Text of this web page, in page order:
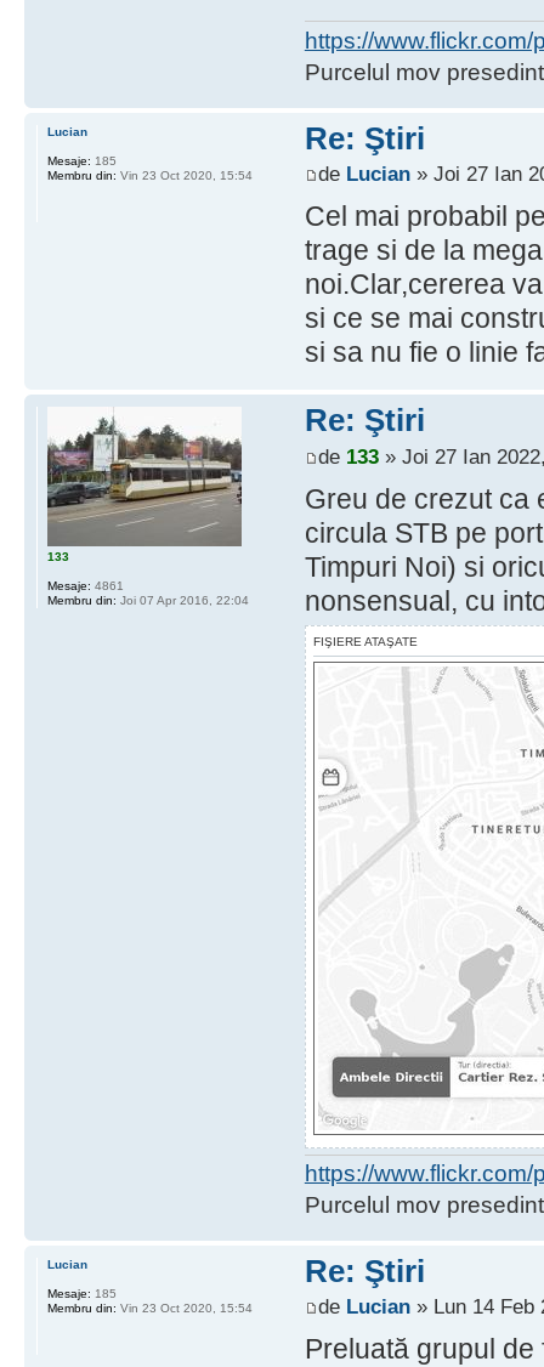
https://
Purcelul mov
Re: Ştiri
de Lucian» Joi 27 Ian
Cel mai probabil
trage si de la
noi.Clar,cererea
si ce se mai
si sa nu fie o linie
Lucian
Mesaje: 185
Membru din: Vin 23 Oct 2020, 15:54
Re: Ştiri
de 133» Joi 27 Ian
Greu de crezut ca
circula STB pe
Timpuri Noi) si
nonsensual, cu
FIŞIERE ATAŞATE
https://
Purcelul mov
133
Mesaje: 4861
Membru din: Joi 07 Apr 2016, 22:04
Re: Ştiri
de Lucian» Lun 14 Feb
Preluată grupul
Lucian
Mesaje: 185
Membru din: Vin 23 Oct 2020, 15:54